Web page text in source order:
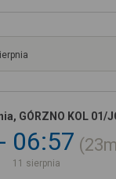
GÓRZNO KOL 01/
06:57
11 sierpnia